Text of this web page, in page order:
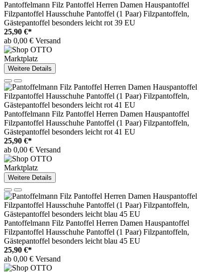
Pantoffelmann Filz Pantoffel Herren Damen Hauspantoffel
Filzpantoffel Hausschuhe Pantoffel (1 Paar) Filzpantoffeln,
Gästepantoffel besonders leicht rot 39 EU
25,90 €*
ab 0,00 € Versand
Marktplatz
Weitere Details
Pantoffelmann Filz Pantoffel Herren Damen Hauspantoffel
Filzpantoffel Hausschuhe Pantoffel (1 Paar) Filzpantoffeln,
Gästepantoffel besonders leicht rot 41 EU
25,90 €*
ab 0,00 € Versand
Marktplatz
Weitere Details
Pantoffelmann Filz Pantoffel Herren Damen Hauspantoffel
Filzpantoffel Hausschuhe Pantoffel (1 Paar) Filzpantoffeln,
Gästepantoffel besonders leicht blau 45 EU
25,90 €*
ab 0,00 € Versand